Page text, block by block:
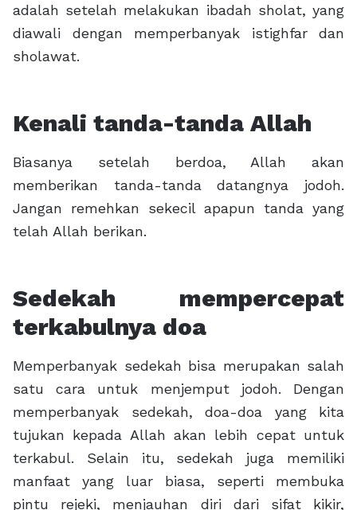
adalah setelah melakukan ibadah sholat, yang
diawali dengan memperbanyak istighfar dan
sholawat.
Kenali tanda-tanda Allah
Biasanya setelah berdoa, Allah akan
memberikan tanda-tanda datangnya jodoh.
Jangan remehkan sekecil apapun tanda yang
telah Allah berikan.
Sedekah mempercepat
terkabulnya doa
Memperbanyak sedekah bisa merupakan salah
satu cara untuk menjemput jodoh. Dengan
memperbanyak sedekah, doa-doa yang kita
tujukan kepada Allah akan lebih cepat untuk
terkabul. Selain itu, sedekah juga memiliki
manfaat yang luar biasa, seperti membuka
pintu rejeki, menjauhan diri dari sifat kikir,